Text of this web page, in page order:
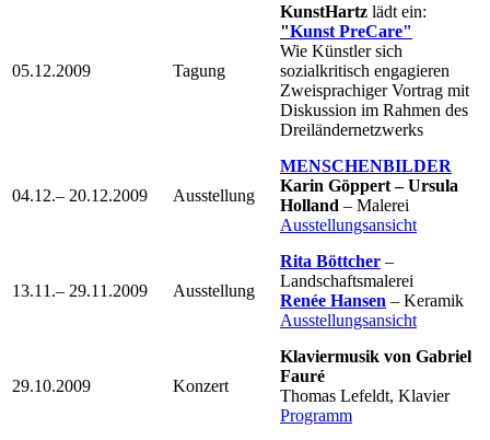
05.12.2009 Tagung
KunstHartz lädt ein:
"Kunst PreCare"
Wie Künstler sich
sozialkritisch engagieren
Zweisprachiger Vortrag mit
Diskussion im Rahmen des
Dreiländernetzwerks
04.12.– 20.12.2009 Ausstellung
MENSCHENBILDER
Karin Göppert – Ursula
Holland – Malerei
Ausstellungsansicht
13.11.– 29.11.2009 Ausstellung
Rita Böttcher –
Landschaftsmalerei
Renée Hansen – Keramik
Ausstellungsansicht
29.10.2009 Konzert
Klaviermusik von Gabriel
Fauré
Thomas Lefeldt, Klavier
Programm